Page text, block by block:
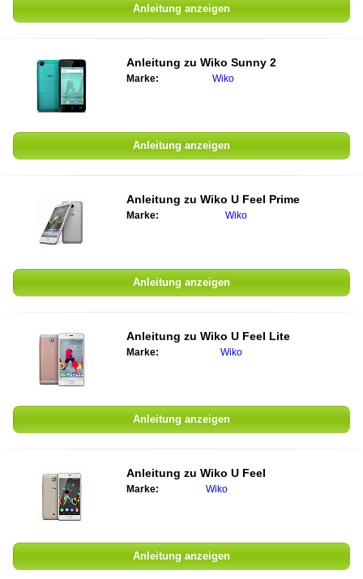
Anleitung anzeigen
Anleitung zu Wiko Sunny 2
Marke: Wiko
Anleitung anzeigen
Anleitung zu Wiko U Feel Prime
Marke: Wiko
Anleitung anzeigen
Anleitung zu Wiko U Feel Lite
Marke: Wiko
Anleitung anzeigen
Anleitung zu Wiko U Feel
Marke: Wiko
Anleitung anzeigen